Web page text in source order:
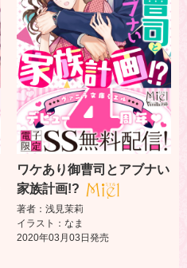
ワケあり御曹司とアブナい
家族計画!?
著者：浅見茉莉
イラスト：なま
2020年03月03日発売